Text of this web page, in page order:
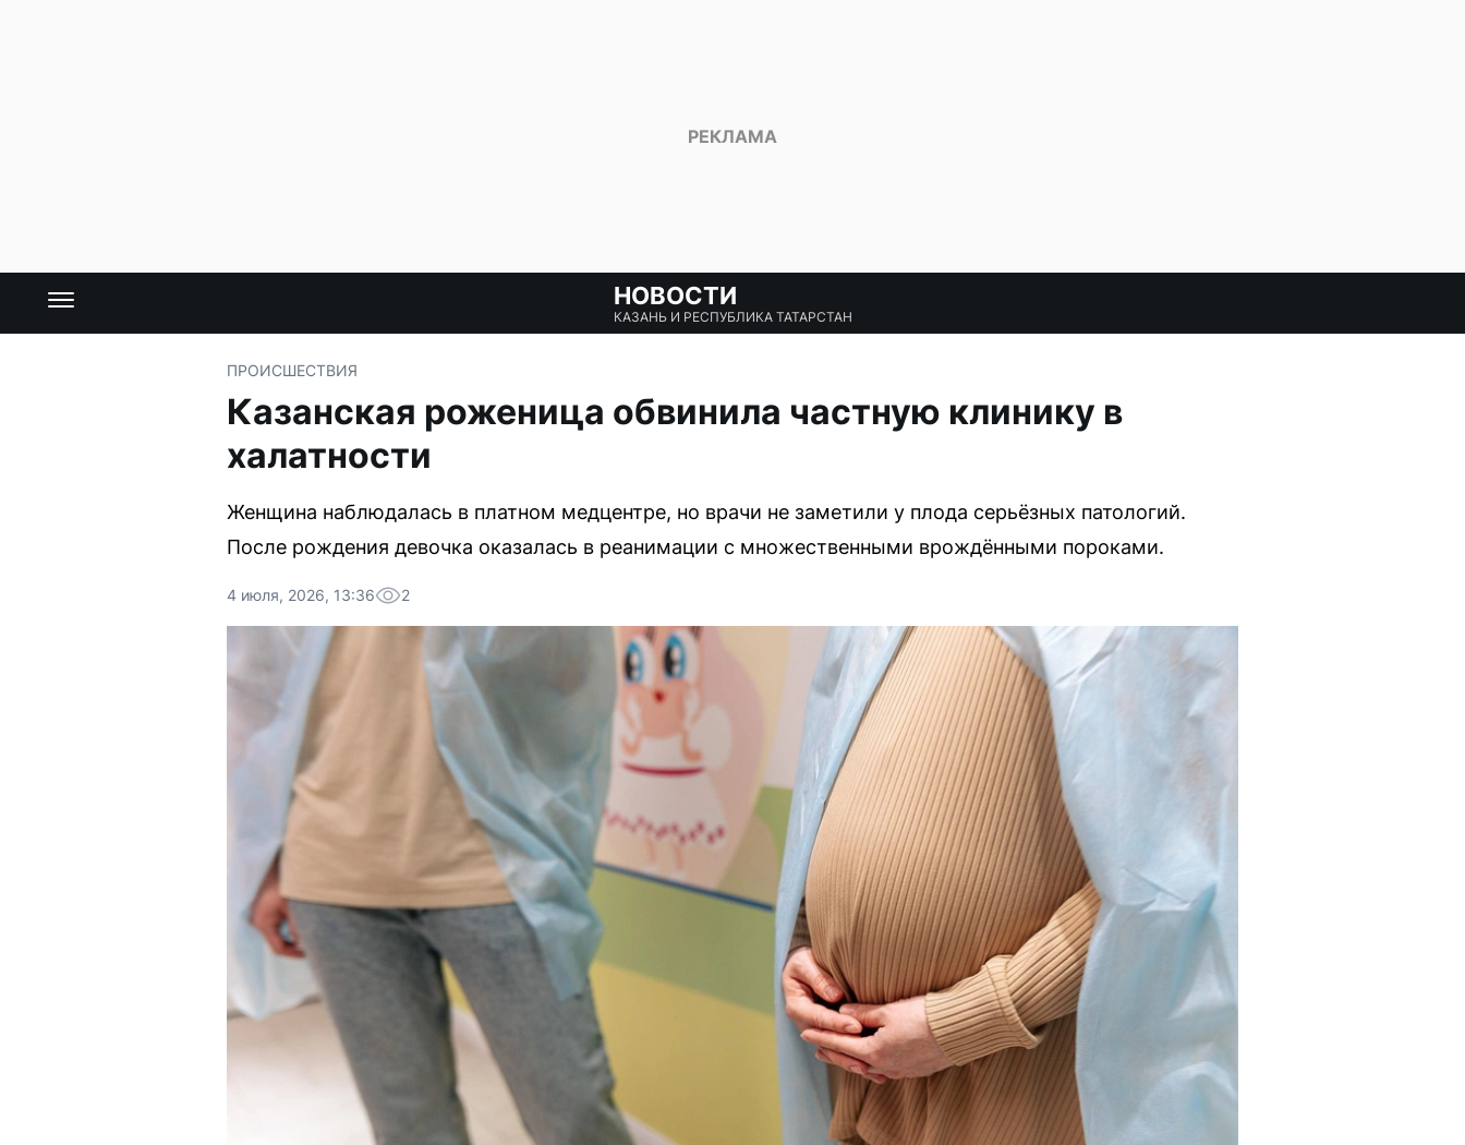
НОВОСТИ
КАЗАНЬ И РЕСПУБЛИКА ТАТАРСТАН
ПРОИСШЕСТВИЯ
Казанская роженица обвинила частную клинику в
халатности
Женщина наблюдалась в платном медцентре, но врачи не заметили у плода серьёзных патологий.
После рождения девочка оказалась в реанимации с множественными врождёнными пороками.
4 июля, 2026, 13:36 2